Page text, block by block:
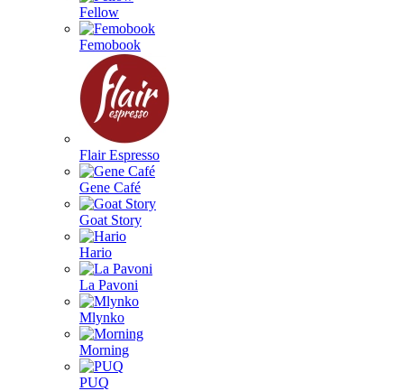
Fellow
Femobook
Flair Espresso
Gene Café
Goat Story
Hario
La Pavoni
Mlynko
Morning
PUQ